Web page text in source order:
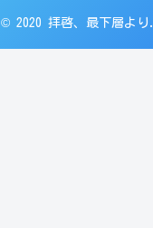
© 2020 拝啓、最下層より.